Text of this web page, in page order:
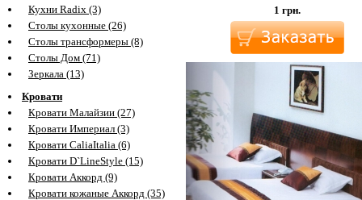
Кухни Radix (3)
Столы кухонные (26)
Столы трансформеры (8)
Столы Дом (71)
Зеркала (13)
Кровати
Кровати Малайзии (27)
Кровати Империал (3)
Кровати CaliaItalia (6)
Кровати D`LineStyle (15)
Кровати Аккорд (9)
Кровати кожаные Аккорд (35)
1 грн.